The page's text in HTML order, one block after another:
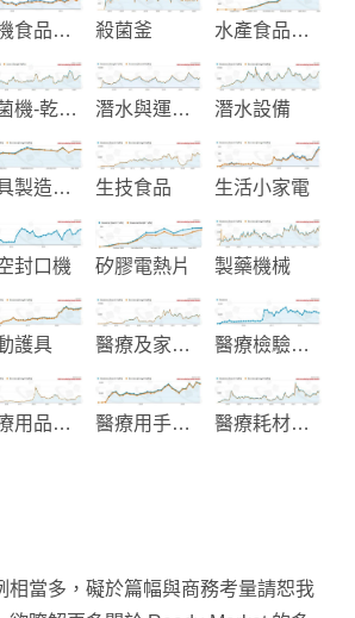
有機食品生產 殺菌釜 水產食品加工和大豆食品機械製
滅菌機-乾燥機 潛水與運動設備 潛水設備
燈具製造與設計 生技食品 生活小家電
封口機 矽膠電熱片 製藥機械
護具 醫療及家居醫護用品 醫療檢驗試劑
醫療用品設備 醫療用手推車 醫療耗材產品
相當多，礙於篇幅與商務考量請恕我